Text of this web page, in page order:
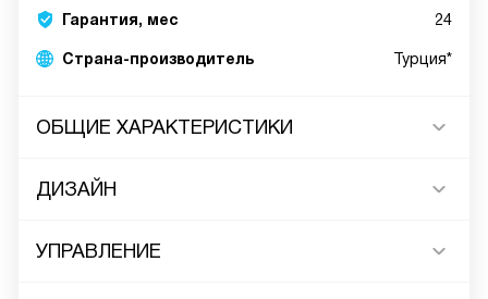
Гарантия, мес 24
Страна-производитель Турция*
ОБЩИЕ ХАРАКТЕРИСТИКИ
ДИЗАЙН
УПРАВЛЕНИЕ